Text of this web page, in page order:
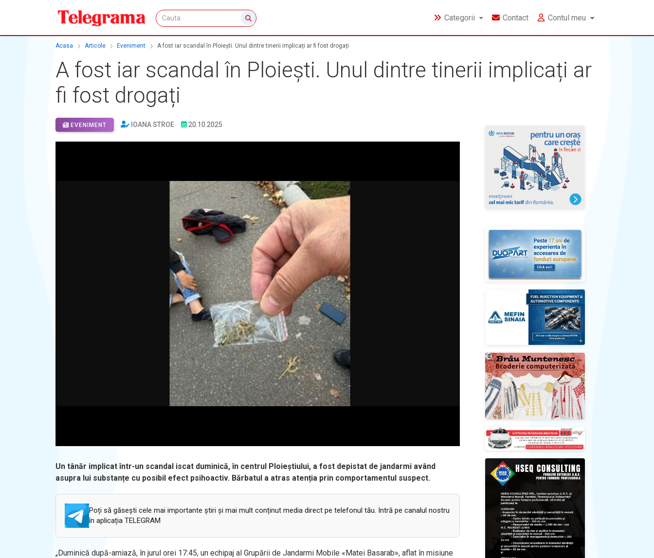
Categorii Contact Contul meu
Acasa Articole Eveniment A fost iar scandal în Ploiești. Unul dintre tinerii implicați ar fi fost drogați
A fost iar scandal în Ploiești. Unul dintre tinerii implicați ar
fi fost drogați
EVENIMENT IOANA STROE 20.10.2025
Un tânăr implicat într-un scandal iscat duminică, în centrul Ploieștiului, a fost depistat de jandarmi având
asupra lui substanțe cu posibil efect psihoactiv. Bărbatul a atras atenția prin comportamentul suspect.
Poți să găsești cele mai importante știri și mai mult conținut media direct pe telefonul tău. Intră pe canalul nostru
în aplicația TELEGRAM
„Duminică după-amiază, în jurul orei 17:45, un echipaj al Grupării de Jandarmi Mobile «Matei Basarab», aflat în misiune